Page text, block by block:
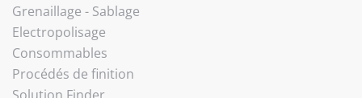
Grenaillage - Sablage
Electropolisage
Consommables
Procédés de finition